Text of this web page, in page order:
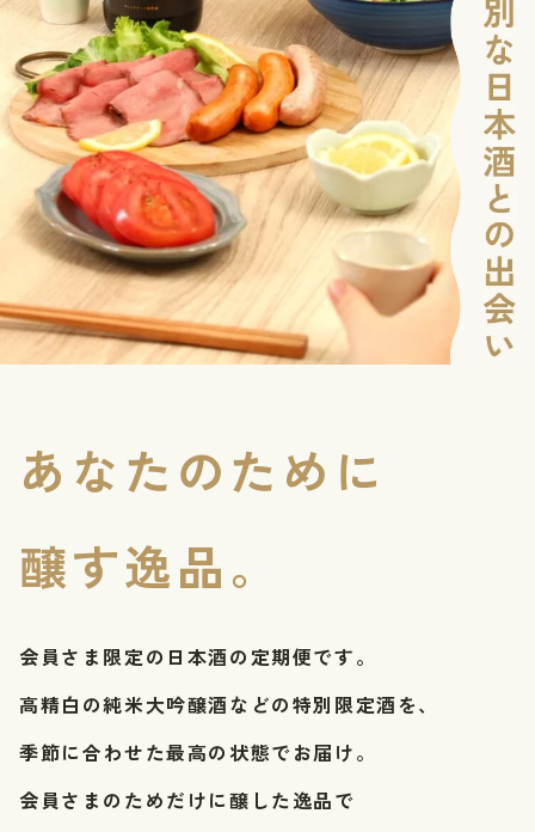
あなたのために
醸す逸品。
会員さま限定の日本酒の定期便です。
高精白の純米大吟醸酒などの特別限定酒を、
季節に合わせた最高の状態でお届け。
会員さまのためだけに醸した逸品で